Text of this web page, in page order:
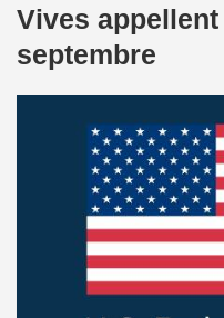
Vives
septembre